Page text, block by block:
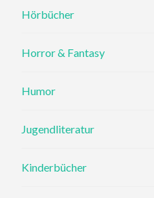
Hörbücher
Horror & Fantasy
Humor
Jugendliteratur
Kinderbücher